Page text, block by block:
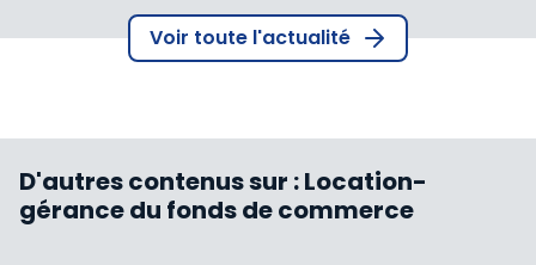
Voir toute l'actualité
D'autres contenus sur :Location-
gérance du fonds de commerce